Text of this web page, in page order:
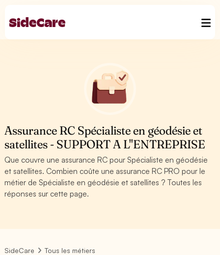
Assurance RC Spécialiste en géodésie et
satellites - SUPPORT A L''ENTREPRISE
Que couvre une assurance RC pour Spécialiste en géodésie
et satellites. Combien coûte une assurance RC PRO pour le
métier de Spécialiste en géodésie et satellites ? Toutes les
réponses sur cette page.
SideCare
Tous les métiers